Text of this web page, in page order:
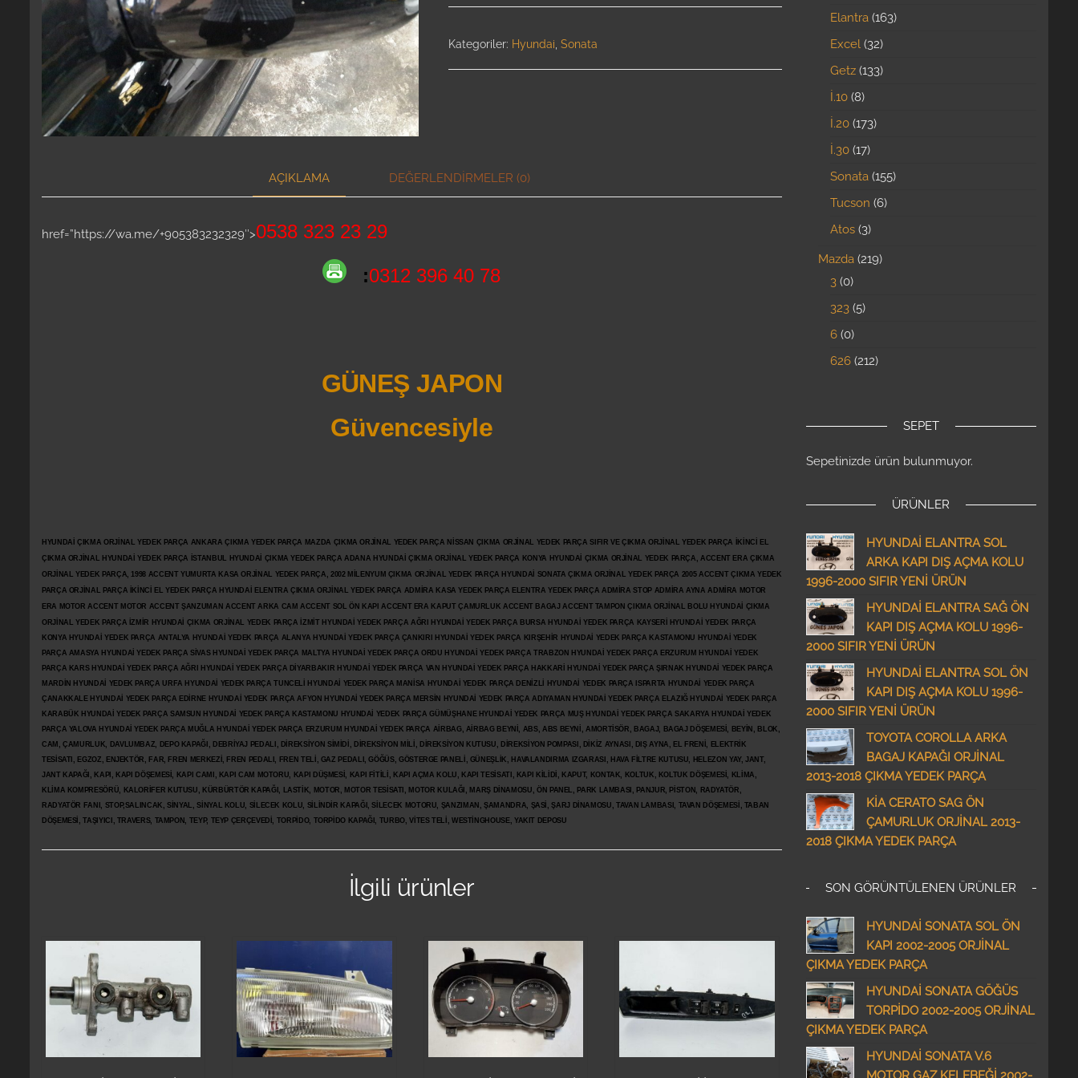
Kategoriler: Hyundai ,Sonata
AÇIKLAMA DEĞERLENDIRMELER (0)
href=”https://wa.me/+905383232329″>0538 323 23 29
:0312 396 40 78
GÜNEŞ JAPON
Güvencesiyle
HYUNDAİ ÇIKMA ORJİNAL YEDEK PARÇA ANKARA ÇIKMA YEDEK PARÇA MAZDA ÇIKMA ORJİNAL YEDEK PARÇA NİSSAN ÇIKMA ORJİNAL YEDEK PARÇA SIFIR VE ÇIKMA ORJİNAL YEDEK PARÇA İKİNCİ EL
ÇIKMA ORJİNAL HYUNDAİ YEDEK PARÇA İSTANBUL HYUNDAİ ÇIKMA YEDEK PARÇA ADANA HYUNDAİ ÇIKMA ORJİNAL YEDEK PARÇA KONYA HYUNDAİ ÇIKMA ORJİNAL YEDEK PARÇA, ACCENT ERA ÇIKMA
ORJİNAL YEDEK PARÇA, 1998 ACCENT YUMURTA KASA ORJİNAL YEDEK PARÇA, 2002 MİLENYUM ÇIKMA ORJİNAL YEDEK PARÇA HYUNDAİ SONATA ÇIKMA ORJİNAL YEDEK PARÇA 2005 ACCENT ÇIKMA YEDEK
PARÇA ORJİNAL PARÇA İKİNCİ EL YEDEK PARÇA HYUNDAİ ELENTRA ÇIKMA ORJİNAL YEDEK PARÇA ADMİRA KASA YEDEK PARÇA ELENTRA YEDEK PARÇA ADMİRA STOP ADMİRA AYNA ADMİRA MOTOR
ERA MOTOR ACCENT MOTOR ACCENT ŞANZUMAN ACCENT ARKA CAM ACCENT SOL ÖN KAPI ACCENT ERA KAPUT ÇAMURLUK ACCENT BAGAJ ACCENT TAMPON ÇIKMA ORJİNAL BOLU HYUNDAİ ÇIKMA
ORJİNAL YEDEK PARÇA İZMİR HYUNDAİ ÇIKMA ORJİNAL YEDEK PARÇA İZMİT HYUNDAİ YEDEK PARÇA AĞRI HYUNDAİ YEDEK PARÇA BURSA HYUNDAİ YEDEK PARÇA KAYSERİ HYUNDAİ YEDEK PARÇA
KONYA HYUNDAİ YEDEK PARÇA ANTALYA HYUNDAİ YEDEK PARÇA ALANYA HYUNDAİ YEDEK PARÇA ÇANKIRI HYUNDAİ YEDEK PARÇA KIRŞEHİR HYUNDAİ YEDEK PARÇA KASTAMONU HYUNDAİ YEDEK
PARÇA AMASYA HYUNDAİ YEDEK PARÇA SİVAS HYUNDAİ YEDEK PARÇA MALTYA HYUNDAİ YEDEK PARÇA ORDU HYUNDAİ YEDEK PARÇA TRABZON HYUNDAİ YEDEK PARÇA ERZURUM HYUNDAİ YEDEK
PARÇA KARS HYUNDAİ YEDEK PARÇA AĞRI HYUNDAİ YEDEK PARÇA DİYARBAKIR HYUNDAİ YEDEK PARÇA VAN HYUNDAİ YEDEK PARÇA HAKKARİ HYUNDAİ YEDEK PARÇA ŞIRNAK HYUNDAİ YEDEK PARÇA
MARDİN HYUNDAİ YEDEK PARÇA URFA HYUNDAİ YEDEK PARÇA TUNCELİ HYUNDAİ YEDEK PARÇA MANİSA HYUNDAİ YEDEK PARÇA DENİZLİ HYUNDAİ YEDEK PARÇA ISPARTA HYUNDAİ YEDEK PARÇA
ÇANAKKALE HYUNDAİ YEDEK PARÇA EDİRNE HYUNDAİ YEDEK PARÇA AFYON HYUNDAİ YEDEK PARÇA MERSİN HYUNDAİ YEDEK PARÇA ADIYAMAN HYUNDAİ YEDEK PARÇA ELAZIĞ HYUNDAİ YEDEK PARÇA
KARABÜK HYUNDAİ YEDEK PARÇA SAMSUN HYUNDAİ YEDEK PARÇA KASTAMONU HYUNDAİ YEDEK PARÇA GÜMÜŞHANE HYUNDAİ YEDEK PARÇA MUŞ HYUNDAİ YEDEK PARÇA SAKARYA HYUNDAİ YEDEK
PARÇA YALOVA HYUNDAİ YEDEK PARÇA MUĞLA HYUNDAİ YEDEK PARÇA ERZURUM HYUNDAİ YEDEK PARÇA AİRBAG, AİRBAG BEYNİ, ABS, ABS BEYNİ, AMORTİSÖR, BAGAJ, BAGAJ DÖŞEMESİ, BEYİN, BLOK,
CAM, ÇAMURLUK, DAVLUMBAZ, DEPO KAPAĞI, DEBRİYAJ PEDALI, DİREKSİYON SİMİDİ, DİREKSİYON MİLİ, DİREKSİYON KUTUSU, DİREKSİYON POMPASI, DİKİZ AYNASI, DIŞ AYNA, EL FRENİ, ELEKTRİK
TESİSATI, EGZOZ, ENJEKTÖR, FAR, FREN MERKEZİ, FREN PEDALI, FREN TELİ, GAZ PEDALI, GÖĞÜS, GÖSTERGE PANELİ, GÜNEŞLİK, HAVALANDIRMA IZGARASI, HAVA FİLTRE KUTUSU, HELEZON YAY, JANT,
JANT KAPAĞI, KAPI, KAPI DÖŞEMESİ, KAPI CAMI, KAPI CAM MOTORU, KAPI DÜŞMESİ, KAPI FİTİLİ, KAPI AÇMA KOLU, KAPI TESİSATI, KAPI KİLİDİ, KAPUT, KONTAK, KOLTUK, KOLTUK DÖŞEMESİ, KLİMA,
KLİMA KOMPRESÖRÜ, KALORİFER KUTUSU, KÜRBÜRTÖR KAPAĞI, LASTİK, MOTOR, MOTOR TESİSATI, MOTOR KULAĞI, MARŞ DİNAMOSU, ÖN PANEL, PARK LAMBASI, PANJUR, PİSTON, RADYATÖR,
RADYATÖR FANI, STOP,SALINCAK, SİNYAL, SİNYAL KOLU, SİLECEK KOLU, SİLİNDİR KAPAĞI, SİLECEK MOTORU, ŞANZIMAN, ŞAMANDRA, ŞASİ, ŞARJ DİNAMOSU, TAVAN LAMBASI, TAVAN DÖŞEMESİ, TABAN
DÖŞEMESİ, TAŞIYICI, TRAVERS, TAMPON, TEYP, TEYP ÇERÇEVEDİ, TORPİDO, TORPİDO KAPAĞI, TURBO, VİTES TELİ, WESTİNGHOUSE, YAKIT DEPOSU
İlgili ürünler
Elantra 163
Excel 32
Getz 133
İ.10 8
İ.20 173
İ.30 17
Sonata 155
Tucson 6
Atos 3
Mazda 219
3 0
323 5
6 0
626 212
SEPET
Sepetinizde ürün bulunmuyor.
ÜRÜNLER
HYUNDAİ ELANTRA SOL
ARKA KAPI DIŞ AÇMA KOLU
1996-2000 SIFIR YENİ ÜRÜN
HYUNDAİ ELANTRA SAĞ ÖN
KAPI DIŞ AÇMA KOLU 1996-
2000 SIFIR YENİ ÜRÜN
HYUNDAİ ELANTRA SOL ÖN
KAPI DIŞ AÇMA KOLU 1996-
2000 SIFIR YENİ ÜRÜN
TOYOTA COROLLA ARKA
BAGAJ KAPAĞI ORJİNAL
2013-2018 ÇIKMA YEDEK PARÇA
KİA CERATO SAG ÖN
ÇAMURLUK ORJİNAL 2013-
2018 ÇIKMA YEDEK PARÇA
SON GÖRÜNTÜLENEN ÜRÜNLER
HYUNDAİ SONATA SOL ÖN
KAPI 2002-2005 ORJİNAL
ÇIKMA YEDEK PARÇA
HYUNDAİ SONATA GÖĞÜS
TORPİDO 2002-2005 ORJİNAL
ÇIKMA YEDEK PARÇA
HYUNDAİ SONATA V.6